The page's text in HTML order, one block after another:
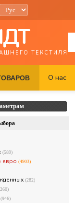
ТЕКСТИЛЯ
О нас
(589)
евро (4903)
(282)
(946)